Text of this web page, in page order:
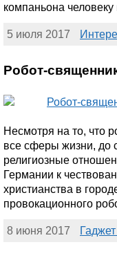
компаньона
5 июля 2017
Робот-
Несмотря на то, что
все сферы жизни, до
религиозные
Германии к
христианства в
провокационного
8 июня 2017